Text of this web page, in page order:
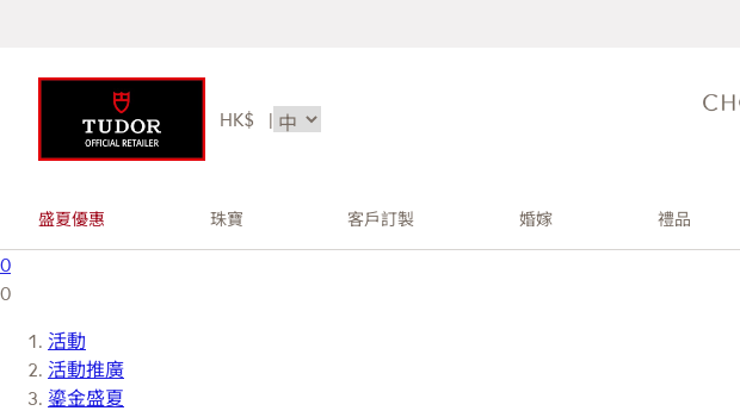
HK$ |
盛夏優惠 珠寶 客戶訂製 婚嫁 禮品
0
0
活動
活動推廣
鎏金盛夏